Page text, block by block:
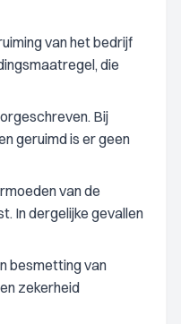
van het bedrijf
die
Bij
geruimd is er geen
van de
In dergelijke gevallen
besmetting van
zekerheid